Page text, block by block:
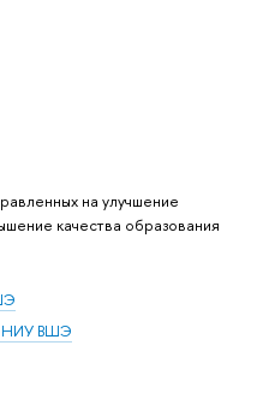
на улучшение
качества образования
НИУ ВШЭ